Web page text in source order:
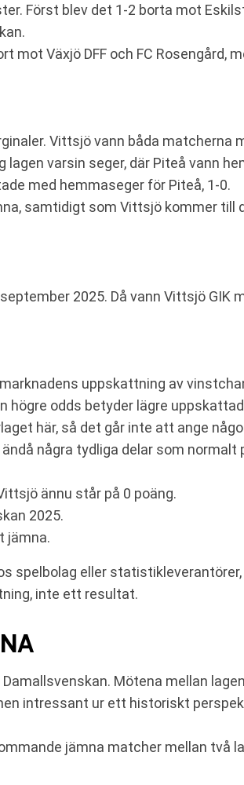
Först blev det 1-2 borta mot
Växjö DFF och FC Rosengård,
Vittsjö vann båda matcherna
lagen varsin seger, där Piteå vann
med hemmaseger för Piteå, 1-0.
samtidigt som Vittsjö kommer till
2025. Då vann Vittsjö GIK
uppskattning av
odds betyder lägre
här, så det går inte att ange
några tydliga delar som normalt
ännu står på 0 poäng.
2025.
jämna.
spelbolag eller
inte ett resultat.
Mötena mellan
intressant ur ett historiskt
jämna matcher mellan två